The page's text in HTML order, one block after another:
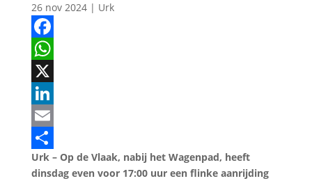
26 nov 2024| Urk
Facebook
WhatsApp
X
LinkedIn
Email
Delen
Urk – Op de Vlaak, nabij het Wagenpad, heeft
dinsdag even voor 17:00 uur een flinke aanrijding